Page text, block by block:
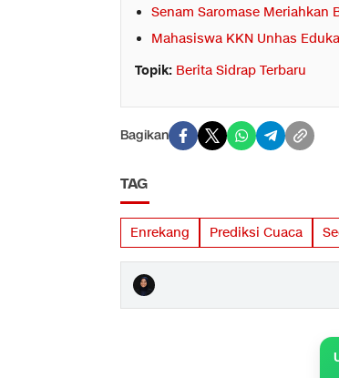
Senam Saromase Meriahkan
Mahasiswa KKN Unhas
Topik: Berita Sidrap Terbaru
Bagikan
TAG
Enrekang Prediksi Cuaca